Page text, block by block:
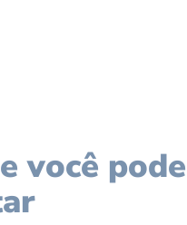
você pode